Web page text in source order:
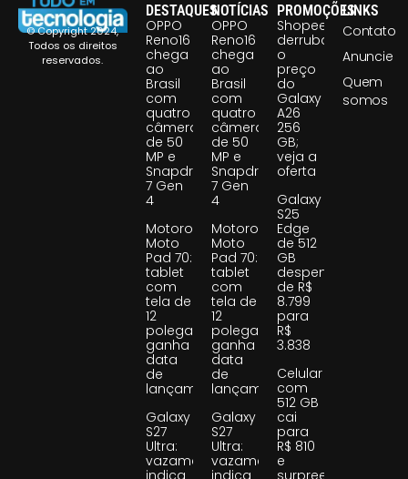
© Copyright 2024,
Todos os direitos
reservados.
DESTAQUES
OPPO
Reno16
chega
ao
Brasil
com
quatro
câmeras
de 50
MP e
Snapdragon
7 Gen
4
Motorola
Moto
Pad 70:
tablet
com
tela de
12
polegadas
ganha
data
de
lançamento
Galaxy
S27
Ultra:
vazamento
indica
NOTÍCIAS
OPPO
Reno16
chega
ao
Brasil
com
quatro
câmeras
de 50
MP e
Snapdragon
7 Gen
4
Motorola
Moto
Pad 70:
tablet
com
tela de
12
polegadas
ganha
data
de
lançamento
Galaxy
S27
Ultra:
vazamento
indica
PROMOÇÕES
Shopee
derruba
o
preço
do
Galaxy
A26
256
GB;
veja a
oferta
Galaxy
S25
Edge
de 512
GB
despenca
de R$
8.799
para
R$
3.838
Celular
com
512 GB
cai
para
R$ 810
e
surpreende
LINKS
Contato
Anuncie
Quem
somos